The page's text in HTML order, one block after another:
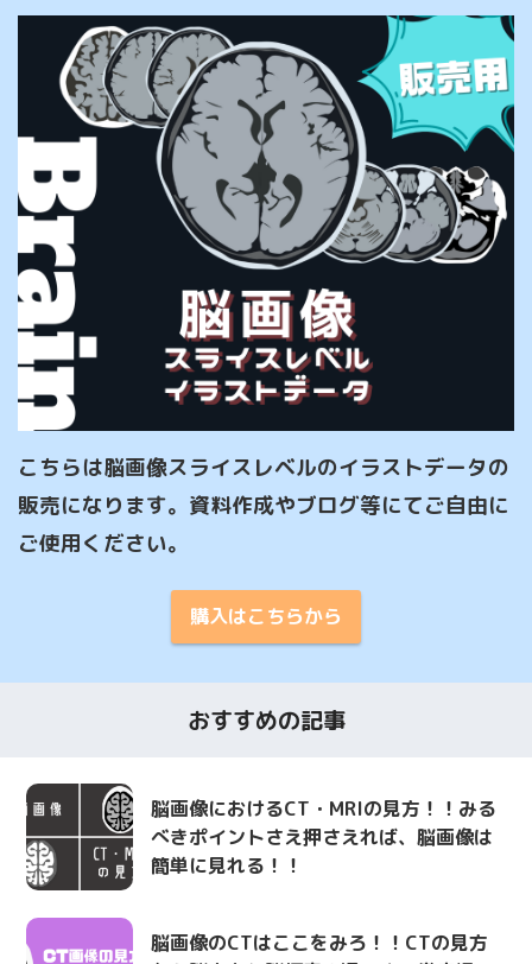
こちらは脳画像スライスレベルのイラストデータの
販売になります。資料作成やブログ等にてご自由に
ご使用ください。
購入はこちらから
おすすめの記事
脳画像におけるCT・MRIの見方！！みる
べきポイントさえ押さえれば、脳画像は
簡単に見れる！！
脳画像のCTはここをみろ！！CTの見方